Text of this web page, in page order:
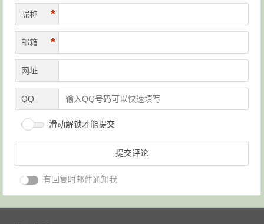
昵称 *
邮箱 *
网址
QQ
滑动解锁才能提交
有回复时邮件通知我